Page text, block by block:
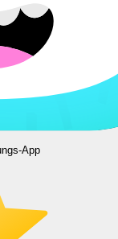
App